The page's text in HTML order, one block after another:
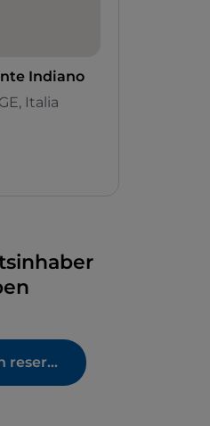
Indiano
Italia
Greifen Sie jetzt auf Ihren reservierten Bereich zu